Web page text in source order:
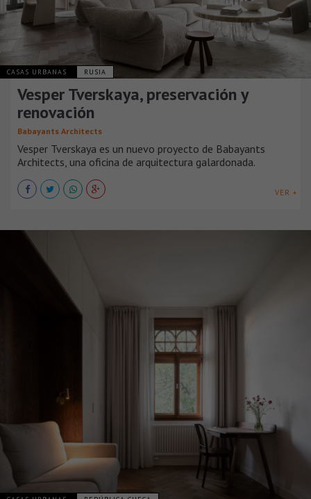
CASAS URBANAS RUSIA
Vesper Tverskaya, preservación y
renovación
Babayants Architects
Vesper Tverskaya es un nuevo proyecto de Babayants
Architects, una oficina de arquitectura galardonada.
VER +